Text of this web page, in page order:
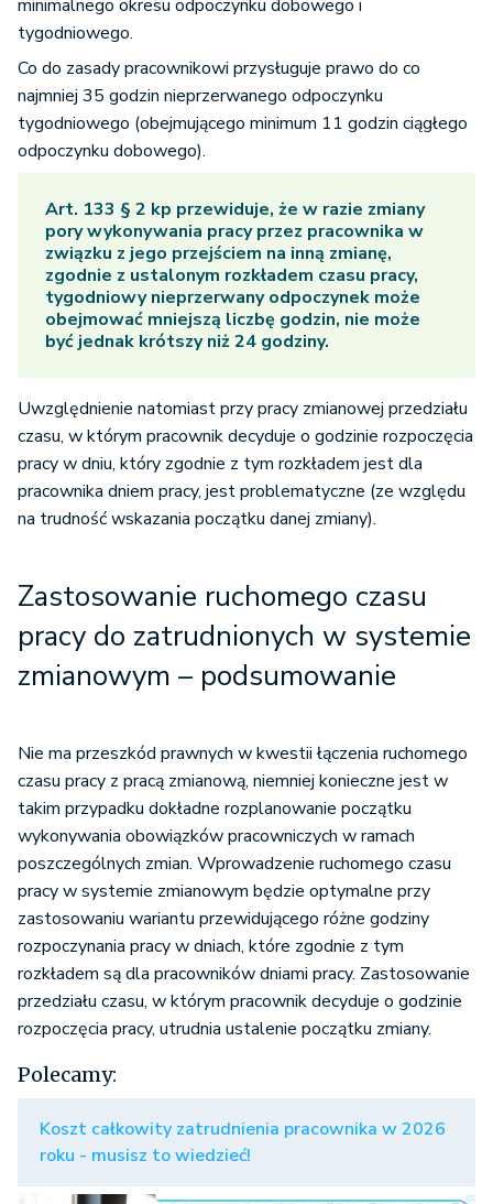
minimalnego okresu odpoczynku dobowego i
tygodniowego.
Co do zasady pracownikowi przysługuje prawo do co
najmniej 35 godzin nieprzerwanego odpoczynku
tygodniowego (obejmującego minimum 11 godzin ciągłego
odpoczynku dobowego).
Art. 133 § 2 kp przewiduje, że w razie zmiany
pory wykonywania pracy przez pracownika w
związku z jego przejściem na inną zmianę,
zgodnie z ustalonym rozkładem czasu pracy,
tygodniowy nieprzerwany odpoczynek może
obejmować mniejszą liczbę godzin, nie może
być jednak krótszy niż 24 godziny.
Uwzględnienie natomiast przy pracy zmianowej przedziału
czasu, w którym pracownik decyduje o godzinie rozpoczęcia
pracy w dniu, który zgodnie z tym rozkładem jest dla
pracownika dniem pracy, jest problematyczne (ze względu
na trudność wskazania początku danej zmiany).
Zastosowanie ruchomego czasu
pracy do zatrudnionych w systemie
zmianowym – podsumowanie
Nie ma przeszkód prawnych w kwestii łączenia ruchomego
czasu pracy z pracą zmianową, niemniej konieczne jest w
takim przypadku dokładne rozplanowanie początku
wykonywania obowiązków pracowniczych w ramach
poszczególnych zmian. Wprowadzenie ruchomego czasu
pracy w systemie zmianowym będzie optymalne przy
zastosowaniu wariantu przewidującego różne godziny
rozpoczynania pracy w dniach, które zgodnie z tym
rozkładem są dla pracowników dniami pracy. Zastosowanie
przedziału czasu, w którym pracownik decyduje o godzinie
rozpoczęcia pracy, utrudnia ustalenie początku zmiany.
Polecamy:
Koszt całkowity zatrudnienia pracownika w 2026
roku - musisz to wiedzieć!